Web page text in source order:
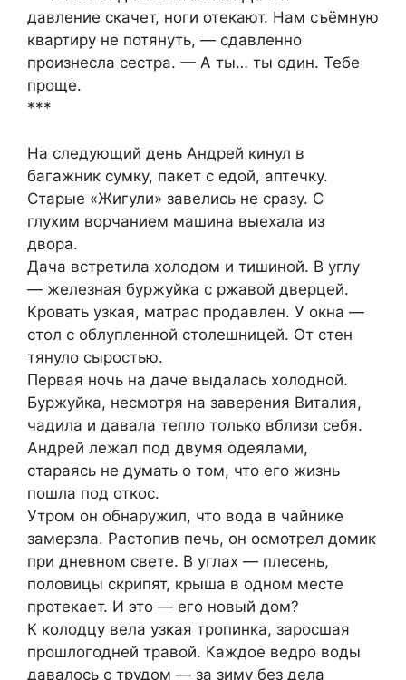
давление скачет, ноги отекают. Нам съёмную
квартиру не потянуть, — сдавленно
произнесла сестра. — А ты… ты один. Тебе
проще.
***
На следующий день Андрей кинул в
багажник сумку, пакет с едой, аптечку.
Старые «Жигули» завелись не сразу. С
глухим ворчанием машина выехала из
двора.
Дача встретила холодом и тишиной. В углу
— железная буржуйка с ржавой дверцей.
Кровать узкая, матрас продавлен. У окна —
стол с облупленной столешницей. От стен
тянуло сыростью.
Первая ночь на даче выдалась холодной.
Буржуйка, несмотря на заверения Виталия,
чадила и давала тепло только вблизи себя.
Андрей лежал под двумя одеялами,
стараясь не думать о том, что его жизнь
пошла под откос.
Утром он обнаружил, что вода в чайнике
замерзла. Растопив печь, он осмотрел домик
при дневном свете. В углах — плесень,
половицы скрипят, крыша в одном месте
протекает. И это — его новый дом?
К колодцу вела узкая тропинка, заросшая
прошлогодней травой. Каждое ведро воды
давалось с трудом — за зиму без дела